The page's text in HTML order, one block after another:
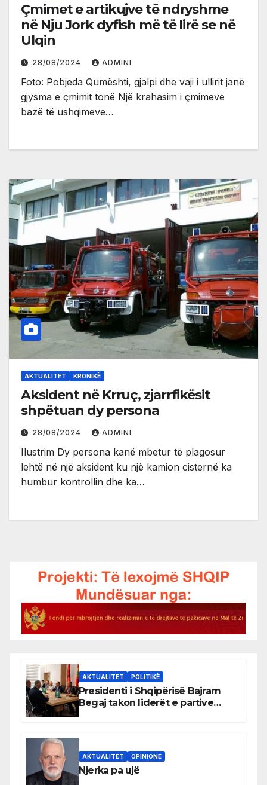
Çmimet e artikujve të ndryshme
në Nju Jork dyfish më të lirë se në
Ulqin
28/08/2024 ADMINI
Foto: Pobjeda Qumështi, gjalpi dhe vaji i ullirit janë
gjysma e çmimit tonë Një krahasim i çmimeve
bazë të ushqimeve…
AKTUALITET KRONIKË
Aksident në Krruç, zjarrfikësit
shpëtuan dy persona
28/08/2024 ADMINI
Ilustrim Dy persona kanë mbetur të plagosur
lehtë në një aksident ku një kamion cisternë ka
humbur kontrollin dhe ka…
AKTUALITET POLITIKË
Presidenti i Shqipërisë Bajram
Begaj takon liderët e partive
AKTUALITET OPINIONE
Njerka pa ujë